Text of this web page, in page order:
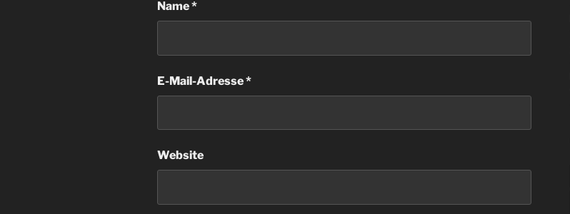
Name*
E-Mail-Adresse*
Website